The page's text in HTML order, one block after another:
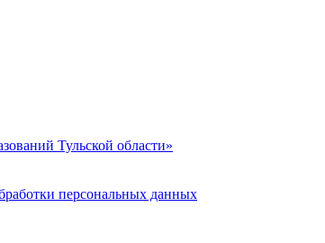
Тульской области»
персональных данных